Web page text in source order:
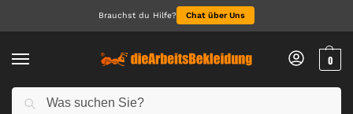
Brauchst du Hilfe? Chat über Uns
0
Start Accessoires / Caps & Hats